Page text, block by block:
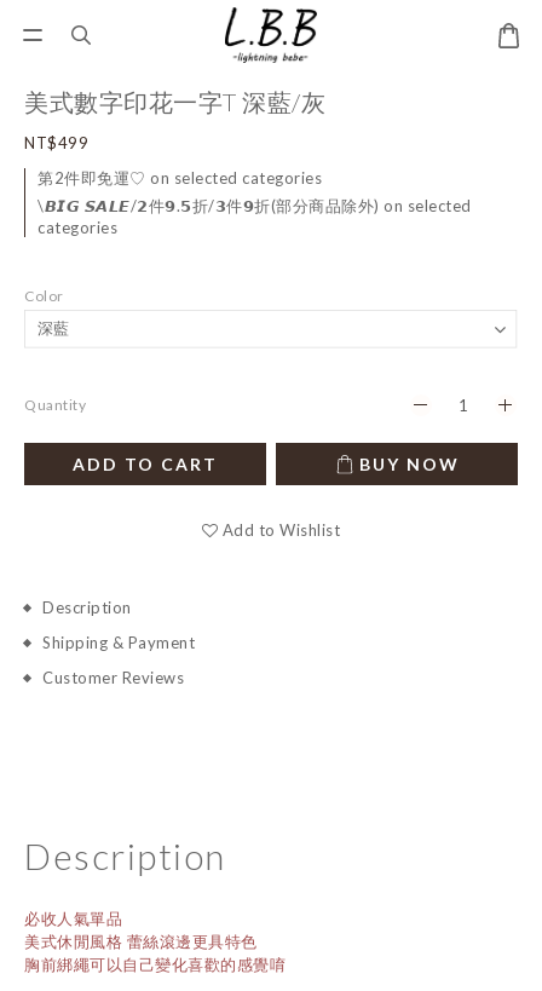
美式數字印花一字T 深藍/灰
NT$499
第2件即免運♡ on selected categories
\𝘽𝙄𝙂 𝙎𝘼𝙇𝙀/𝟮件𝟵.𝟱折/𝟯件𝟵折(部分商品除外) on selected
categories
Color
Quantity
ADD TO CART BUY NOW
Add to Wishlist
Description
Shipping & Payment
Customer Reviews
Description
必收人氣單品
美式休閒風格 蕾絲滾邊更具特色
胸前綁繩可以自己變化喜歡的感覺唷